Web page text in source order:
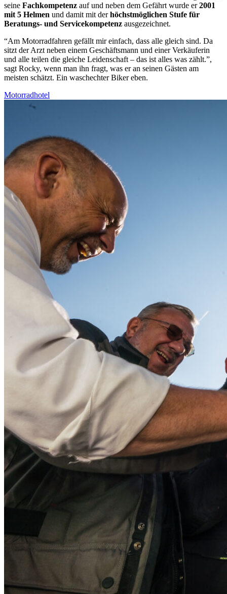
seine Fachkompetenz auf und neben dem Gefährt wurde er2001
mit 5 Helmen und damit mit derhöchstmöglichen Stufe für
Beratungs- und Servicekompetenz ausgezeichnet.
“Am Motorradfahren gefällt mir einfach, dass alle gleich sind. Da
sitzt der Arzt neben einem Geschäftsmann und einer Verkäuferin
und alle teilen die gleiche Leidenschaft – das ist alles was zählt.”,
sagt Rocky, wenn man ihn fragt, was er an seinen Gästen am
meisten schätzt. Ein waschechter Biker eben.
Motorradhotel